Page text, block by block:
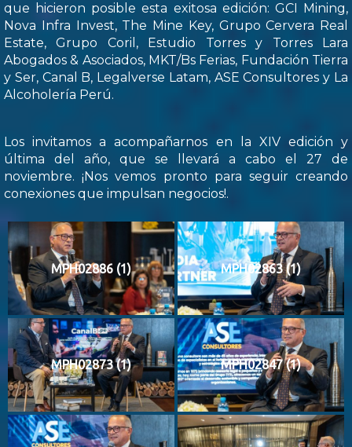
que hicieron posible esta exitosa edición: GCI Mining,
Nova Infra Invest, The Mine Key, Grupo Cervera Real
Estate, Grupo Coril, Estudio Torres y Torres Lara
Abogados & Asociados, MKT/Bs Ferias, Fundación Tierra
y Ser, Canal B, Legalverse Latam, ASE Consultores y La
Alcoholería Perú.
Los invitamos a acompañarnos en la XIV edición y
última del año, que se llevará a cabo el 27 de
noviembre. ¡Nos vemos pronto para seguir creando
conexiones que impulsan negocios!.
MPH02886 (1) MPH02863 (1)
MPH02873 (1) MPH02847 (1)